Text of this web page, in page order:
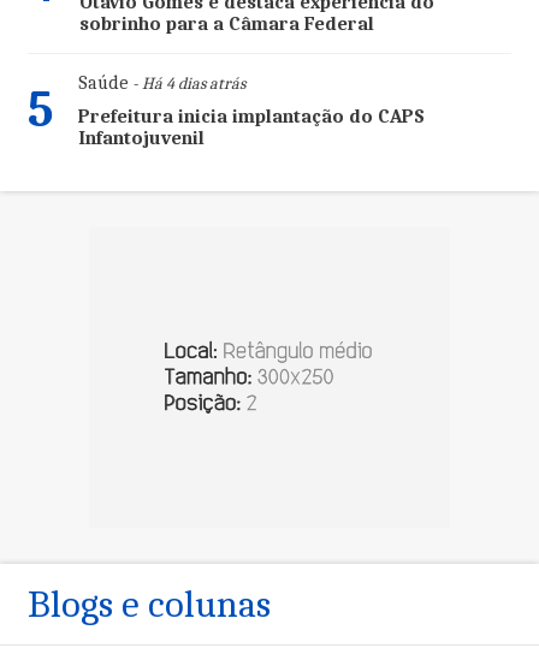
sobrinho para a Câmara Federal
5 Saúde - Há 4 dias atrás
Prefeitura inicia implantação do CAPS
Infantojuvenil
Blogs e colunas